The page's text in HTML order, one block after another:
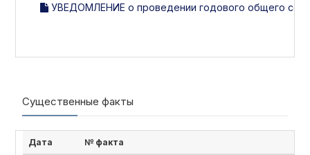
УВЕДОМЛЕНИЕ о проведении годового общего
Существенные факты
Дата № факта